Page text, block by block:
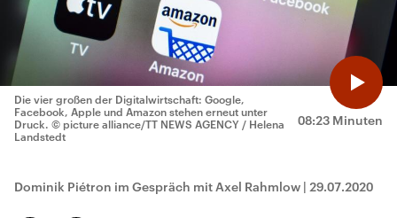
08:23 Minuten
Die vier großen der Digitalwirtschaft: Google,
Facebook, Apple und Amazon stehen erneut unter
Druck. © picture alliance/TT NEWS AGENCY / Helena
Landstedt
Dominik Piétron im Gespräch mit Axel Rahmlow | 29.07.2020